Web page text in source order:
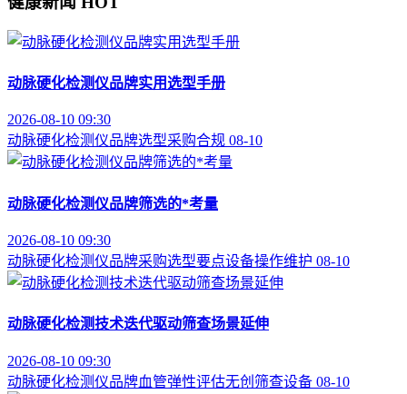
动脉硬化检测仪品牌实用选型手册
2026-08-10 09:30
动脉硬化检测仪品牌选型采购合规 08-10
动脉硬化检测仪品牌筛选的*考量
2026-08-10 09:30
动脉硬化检测仪品牌采购选型要点设备操作维护 08-10
动脉硬化检测技术迭代驱动筛查场景延伸
2026-08-10 09:30
动脉硬化检测仪品牌血管弹性评估无创筛查设备 08-10